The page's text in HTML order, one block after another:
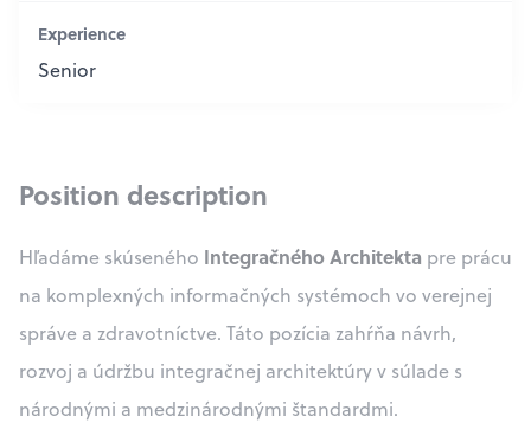
Experience
Senior
Position description
Hľadáme skúseného Integračného Architekta pre prácu
na komplexných informačných systémoch vo verejnej
správe a zdravotníctve. Táto pozícia zahŕňa návrh,
rozvoj a údržbu integračnej architektúry v súlade s
národnými a medzinárodnými štandardmi.